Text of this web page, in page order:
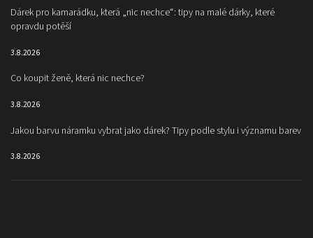
Dárek pro kamarádku, která „nic nechce“: tipy na malé dárky, které
opravdu potěší
3.8.2026
Co koupit ženě, která nic nechce?
3.8.2026
Jakou barvu náramku vybrat jako dárek? Tipy podle stylu i významu barev
3.8.2026